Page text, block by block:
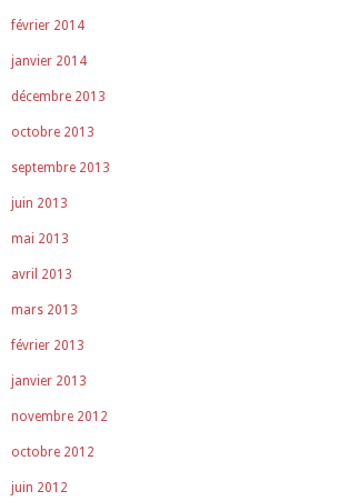
février 2014
janvier 2014
décembre 2013
octobre 2013
septembre 2013
juin 2013
mai 2013
avril 2013
mars 2013
février 2013
janvier 2013
novembre 2012
octobre 2012
juin 2012